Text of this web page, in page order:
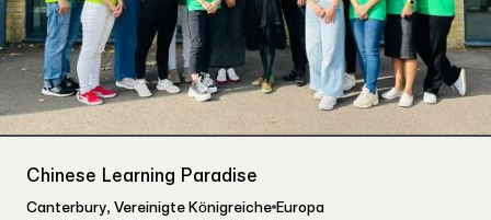
Chinese Learning Paradise
Canterbury, Vereinigte Königreiche Europa